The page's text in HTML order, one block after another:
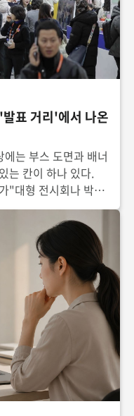
표 거리'에서 나온
는 부스 도면과 배너
는 칸이 하나 있다.
"대형 전시회나 박람
스 디자인, 운영 인